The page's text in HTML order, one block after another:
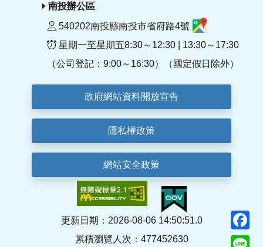
南投辦公區
540202南投縣南投市省府路4號
星期一至星期五8:30～12:30 | 13:30～17:30
（公司登記：9:00～16:30）（國定假日除外）
政府網站資料開放宣告
隱私權政策
網站安全政策
更新日期：2026-08-06 14:50:51.0
累積瀏覽人次：477452630